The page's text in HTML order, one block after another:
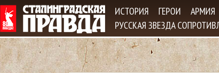
ИСТОРИЯ ГЕРОИ
АРМИЯ
РУССКАЯ ЗВЕЗДА